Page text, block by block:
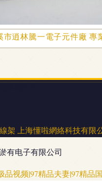
絡的核心設備
市逍林騰一電子元件廠 專
架 上海懂啦網絡科技有限
有电子有限公司
视频|97精品夫妻|97精品
成人cc91www 大香蕉在线看91视